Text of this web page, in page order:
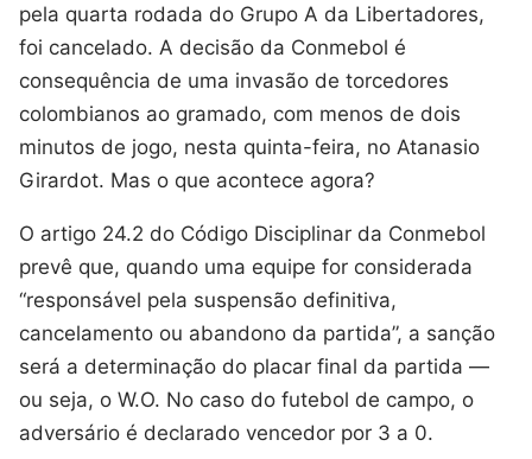
pela quarta rodada do Grupo A da Libertadores,
foi cancelado. A decisão da Conmebol é
consequência de uma invasão de torcedores
colombianos ao gramado, com menos de dois
minutos de jogo, nesta quinta-feira, no Atanasio
Girardot. Mas o que acontece agora?
O artigo 24.2 do Código Disciplinar da Conmebol
prevê que, quando uma equipe for considerada
“responsável pela suspensão definitiva,
cancelamento ou abandono da partida”, a sanção
será a determinação do placar final da partida —
ou seja, o W.O. No caso do futebol de campo, o
adversário é declarado vencedor por 3 a 0.